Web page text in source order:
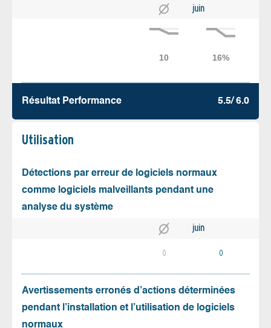
juin
Résultat Performance 5.5/ 6.0
Utilisation
Détections par erreur de logiciels normaux
comme logiciels malveillants pendant une
analyse du système
juin
0 0
Avertissements erronés d’actions déterminées
pendant l’installation et l’utilisation de logiciels
normaux